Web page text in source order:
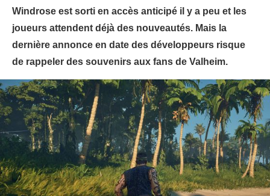
Windrose est sorti en accès anticipé il y a peu et les
joueurs attendent déjà des nouveautés. Mais la
dernière annonce en date des développeurs risque
de rappeler des souvenirs aux fans de Valheim.